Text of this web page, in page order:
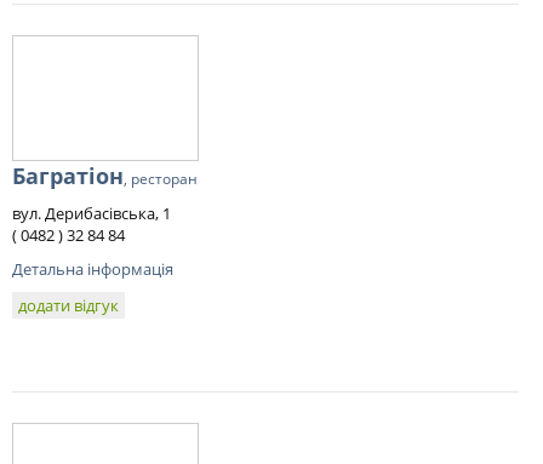
Багратіон, ресторан
вул. Дерибасівська, 1
( 0482 ) 32 84 84
Детальна інформація
додати відгук